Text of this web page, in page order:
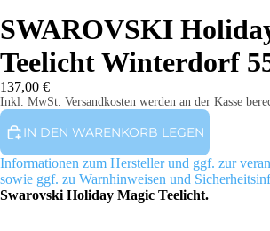
SWAROVSKI
Teelicht Winterdorf
137,00 €
Inkl. MwSt. Versandkosten werden an der Kasse
IN DEN WARENKORB LEGEN
Informationen zum Hersteller und ggf. zur
sowie ggf. zu Warnhinweisen und
Swarovski Holiday Magic Teelicht.